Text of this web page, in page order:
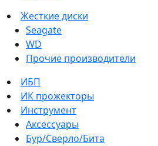
Жесткие диски
Seagate
WD
Прочие производители
ИБП
ИК прожекторы
Инструмент
Аксессуары
Бур/Сверло/Бита